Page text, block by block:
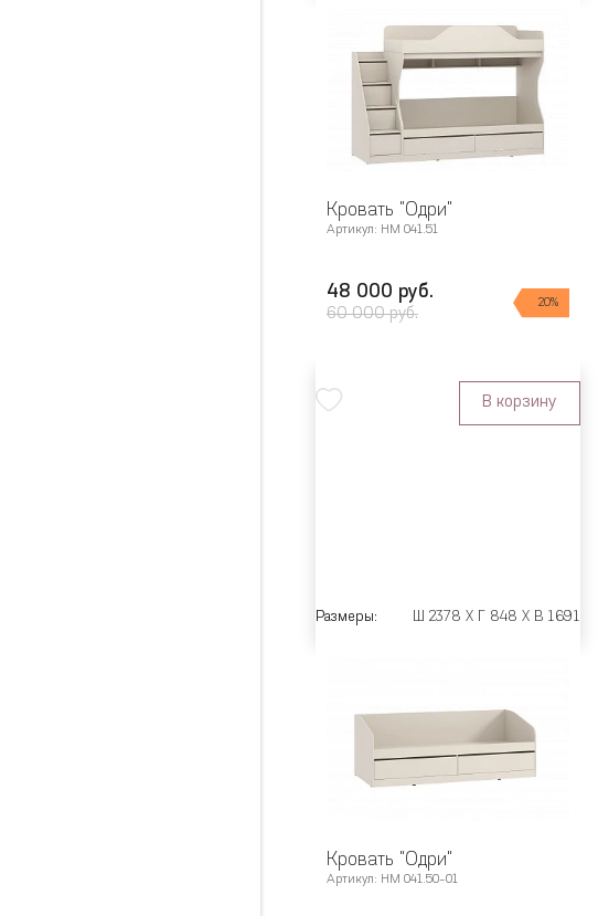
Кровать "Одри"
Артикул: НМ 041.51
48 000 руб.
60 000 руб.
20%
В корзину
Размеры: Ш 2378 X Г 848 X В 1691
Кровать "Одри"
Артикул: НМ 041.50-01